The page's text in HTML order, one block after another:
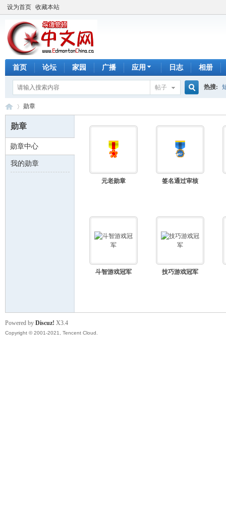
设为首页 收藏本站
首页 论坛 家园 广播 应用 日志 相册
帖子
索
热搜:
埃 ›
勋章
元老勋章 签名通过审核
斗智游戏冠军 技巧游戏冠军
勋章
勋章中心
我的勋章
Powered by Discuz! X3.4
Copyright © 2001-2021, Tencent Cloud.